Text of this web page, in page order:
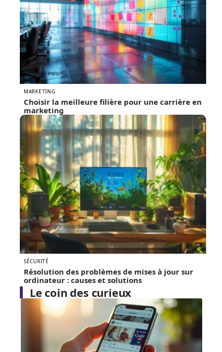
MARKETING
Choisir la meilleure filière pour une carrière en
marketing
SÉCURITÉ
Résolution des problèmes de mises à jour sur
ordinateur : causes et solutions
Le coin des curieux